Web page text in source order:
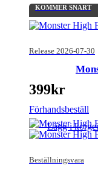
KOMMER SNART
Release 2026-07-30
399kr
Förhandsbeställ
Beställningsvara
Lägg i